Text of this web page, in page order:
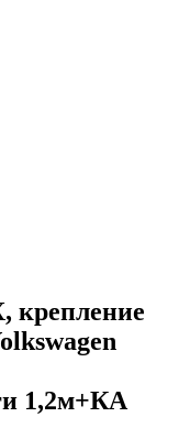
крепление
1,2м+КА